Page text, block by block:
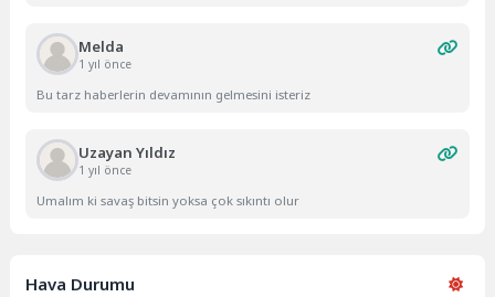
Melda
1 yıl önce
Bu tarz haberlerin devamının gelmesini isteriz
Uzayan Yıldız
1 yıl önce
Umalım ki savaş bitsin yoksa çok sıkıntı olur
Hava Durumu